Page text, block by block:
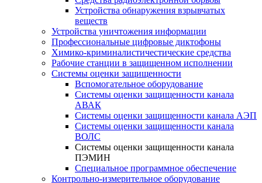
Устройства обнаружения взрывчатых
веществ
Устройства уничтожения информации
Профессиональные цифровые диктофоны
Химико-криминалистичестические средства
Рабочие станции в защищенном исполнении
Системы оценки защищенности
Вспомогательное оборудование
Системы оценки защищенности канала
АВАК
Системы оценки защищенности канала АЭП
Системы оценки защищенности канала
ВОЛС
Системы оценки защищенности канала
ПЭМИН
Специальное программное обеспечение
Контрольно-измерительное оборудование